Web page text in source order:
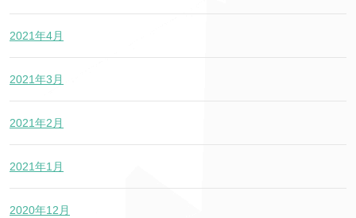
2021年4月
2021年3月
2021年2月
2021年1月
2020年12月